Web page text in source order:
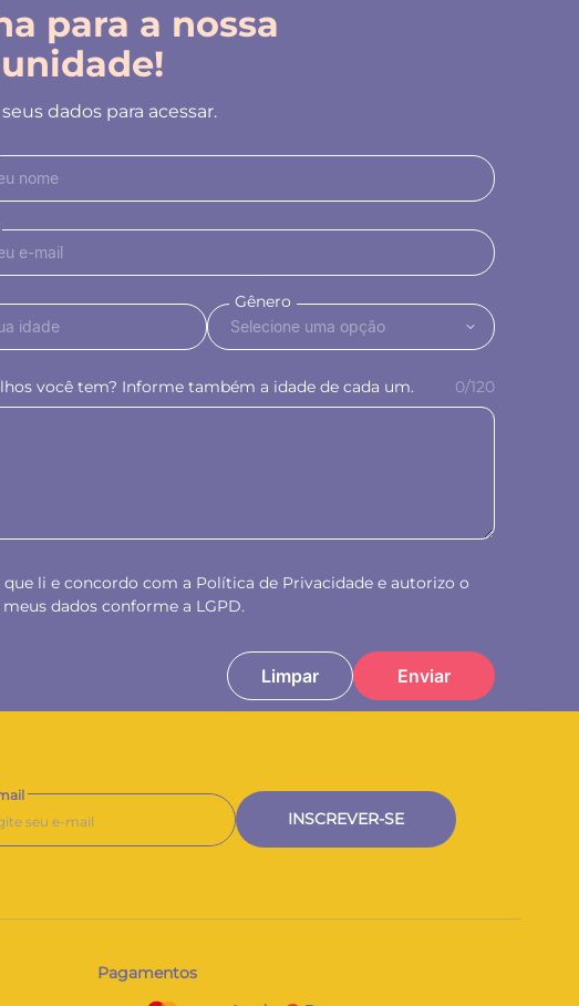
para a nossa
dados para acessar.
Gênero
você tem? Informe também a idade de cada um. 0/120
que li e concordo com a Política de Privacidade e autorizo o
meus dados conforme a LGPD.
Limpar Enviar
INSCREVER-SE
Pagamentos